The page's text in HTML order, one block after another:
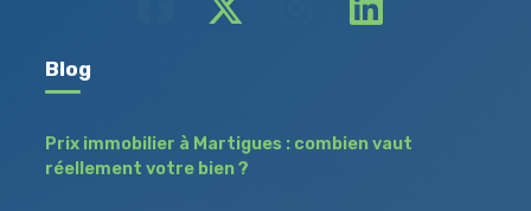
Blog
Prix immobilier à Martigues : combien vaut
réellement votre bien ?